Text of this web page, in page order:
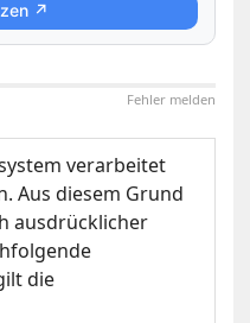
↗
Fehler melden
verarbeitet
Aus diesem Grund
ausdrücklicher
die